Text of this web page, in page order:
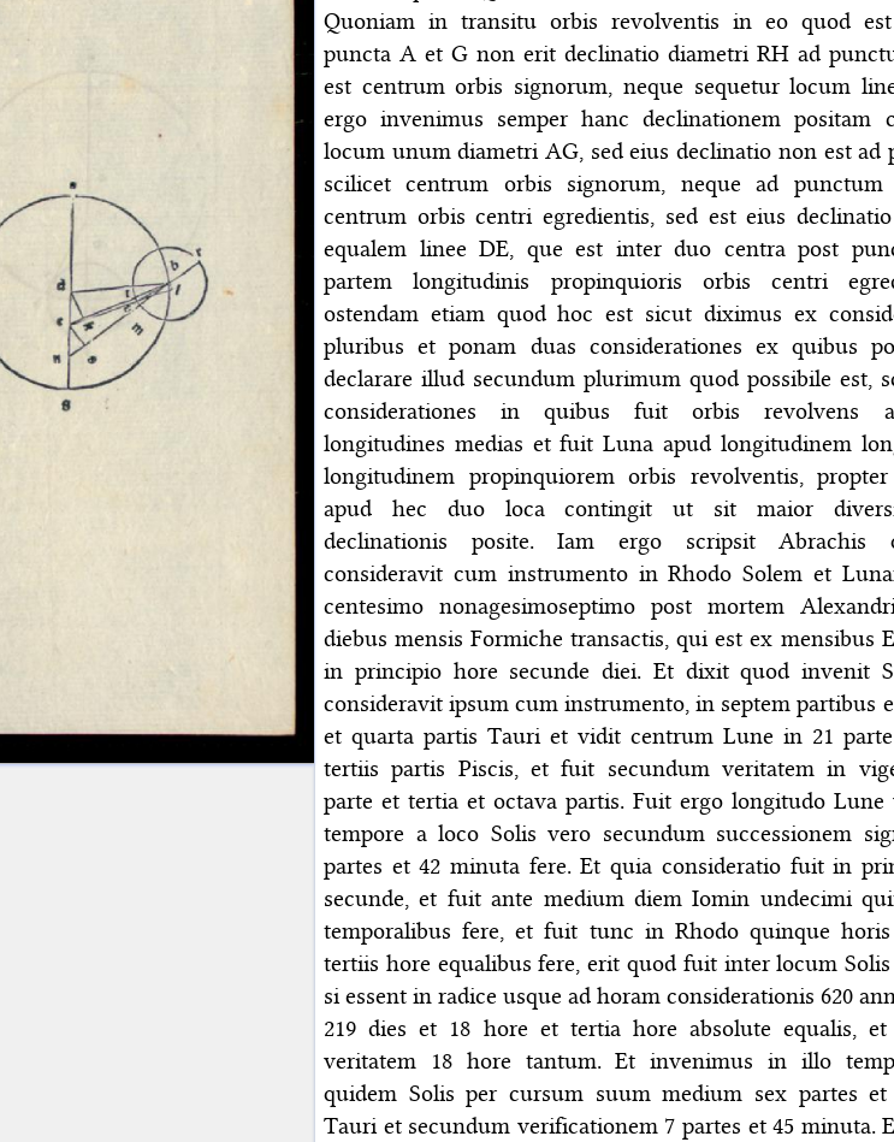
Quoniam in transitu orbis revolventis in eo quod
puncta A et G non erit declinatio diametri RH ad
est centrum orbis signorum, neque sequetur locum
ergo invenimus semper hanc declinationem positam
locum unum diametri AG, sed eius declinatio non est ad
scilicet centrum orbis signorum, neque ad
centrum orbis centri egredientis, sed est eius
equalem linee DE, que est inter duo centra post
partem longitudinis propinquioris orbis centri
ostendam etiam quod hoc est sicut diximus ex
pluribus et ponam duas considerationes ex quibus
declarare illud secundum plurimum quod possibile est,
considerationes in quibus fuit orbis revolvens
longitudines medias et fuit Luna apud longitudinem
longitudinem propinquiorem orbis revolventis,
apud hec duo loca contingit ut sit maior
declinationis posite. Iam ergo scripsit Abrachis
consideravit cum instrumento in Rhodo Solem et
centesimo nonagesimoseptimo post mortem
diebus mensis Formiche transactis, qui est ex mensibus
in principio hore secunde diei. Et dixit quod invenit
consideravit ipsum cum instrumento, in septem partibus
et quarta partis Tauri et vidit centrum Lune in 21
tertiis partis Piscis, et fuit secundum veritatem in
parte et tertia et octava partis. Fuit ergo longitudo
tempore a loco Solis vero secundum successionem
partes et 42 minuta fere. Et quia consideratio fuit in
secunde, et fuit ante medium diem Iomin undecimi
temporalibus fere, et fuit tunc in Rhodo quinque
tertiis hore equalibus fere, erit quod fuit inter locum
si essent in radice usque ad horam considerationis 620
219 dies et 18 hore et tertia hore absolute equalis, et
veritatem 18 hore tantum. Et invenimus in illo
quidem Solis per cursum suum medium sex partes
Tauri et secundum verificationem 7 partes et 45 minuta.